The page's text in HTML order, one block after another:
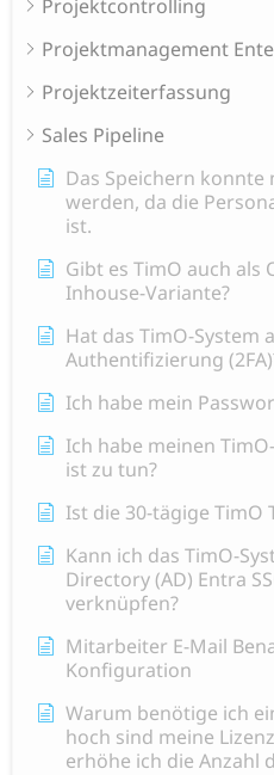
Projektcontrolling
Projektmanagement
Projektzeiterfassung
Sales Pipeline
Das Speichern
werden, da die
ist.
Gibt es TimO auch als
Inhouse-Variante?
Hat das TimO-System
Authentifizierung
Ich habe mein
Ich habe meinen
ist zu tun?
Ist die 30-tägige TimO
Kann ich das TimO-
Directory (AD) Entra
verknüpfen?
Mitarbeiter E-Mail
Konfiguration
Warum benötige ich
hoch sind meine
erhöhe ich die Anzahl